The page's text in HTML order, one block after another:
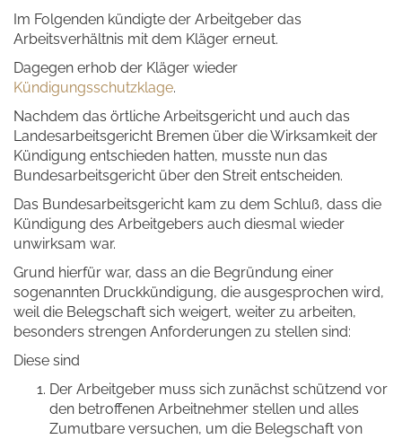
Im Folgenden kündigte der Arbeitgeber das
Arbeitsverhältnis mit dem Kläger erneut.
Dagegen erhob der Kläger wieder
Kündigungsschutzklage.
Nachdem das örtliche Arbeitsgericht und auch das
Landesarbeitsgericht Bremen über die Wirksamkeit der
Kündigung entschieden hatten, musste nun das
Bundesarbeitsgericht über den Streit entscheiden.
Das Bundesarbeitsgericht kam zu dem Schluß, dass die
Kündigung des Arbeitgebers auch diesmal wieder
unwirksam war.
Grund hierfür war, dass an die Begründung einer
sogenannten Druckkündigung, die ausgesprochen wird,
weil die Belegschaft sich weigert, weiter zu arbeiten,
besonders strengen Anforderungen zu stellen sind:
Diese sind
Der Arbeitgeber muss sich zunächst schützend vor
den betroffenen Arbeitnehmer stellen und alles
Zumutbare versuchen, um die Belegschaft von